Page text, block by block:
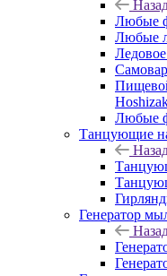
Любые
Любые
Любые
Танцующие
Генератор